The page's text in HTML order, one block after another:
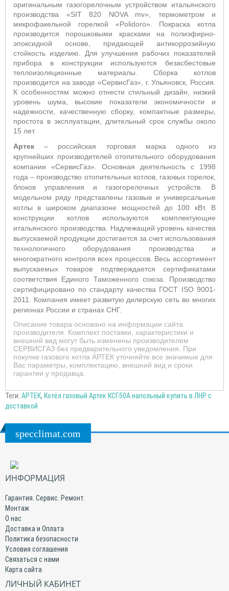
оригинальным газогорелочным устройством итальянского
производства «SIT 820 NOVA mv», термометром и
микрофакельной горелкой «Polidoro». Покраска котла
производится порошковыми красками на полиэфирно-
эпоксидной основе, придающей антикоррозийную
стойкость изделию. Для улучшения рабочих показателей
прибора в конструкции используются безасбестовые
теплоизоляционные материалы. Сборка котлов
производится на заводе «СервисГаз», г. Ульяновск, Россия.
К особенностям можно отнести стильный дизайн, низкий
уровень шума, высокие показатели экономичности и
надежности, качественную сборку, компактные размеры,
простота в эксплуатации, длительный срок службы около
15 лет.
Артек – российская торговая марка одного из
крупнейших производителей отопительного оборудования
компании «СервисГаз». Основная деятельность с 1998
года – производство отопительных котлов, газовых горелок,
блоков управления и газогорелочных устройств. В
модельном ряду представлены газовые и универсальные
котлы в широком диапазоне мощностей до 100 кВт. В
конструкции котлов используются комплектующие
итальянского производства. Надлежащий уровень качества
выпускаемой продукции достигается за счет использования
технологичного оборудования производства и
многократного контроля всех процессов. Весь ассортимент
выпускаемых товаров подтверждается сертификатами
соответствия Единого Таможенного союза. Производство
сертифицировано по стандарту качества ГОСТ ISO 9001-
2011. Компания имеет развитую дилерскую сеть во многих
регионах России и странах СНГ.
Описание товара основано на информации сайта
производителя. Комплект поставки, характеристики и
внешний вид могут быть изменены производителем
СЕРВИСГАЗ без предварительного уведомления. При
покупке газового котла АРТЕК уточняйте все значимые для
Вас параметры, комплектацию, внешний вид и сроки
гарантии у продавца.
Теги: АРТЕК, Котёл газовый Артек КСГ-50А напольный купить в ЛНР с
доставкой
specclimat.com
ИНФОРМАЦИЯ
Гарантия. Сервис. Ремонт.
Монтаж
О нас
Доставка и Оплата
Политика безопасности
Условия соглашения
Связаться с нами
Карта сайта
ЛИЧНЫЙ КАБИНЕТ